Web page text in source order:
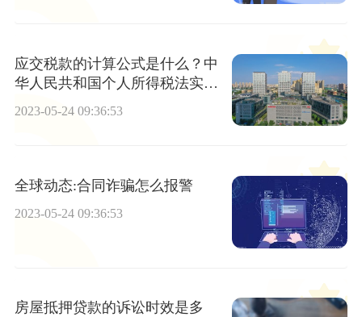
应交税款的计算公式是什么？中
华人民共和国个人所得税法实施
2023-05-24 09:36:53
全球动态:合同诈骗怎么报警
2023-05-24 09:36:53
房屋抵押贷款的诉讼时效是多